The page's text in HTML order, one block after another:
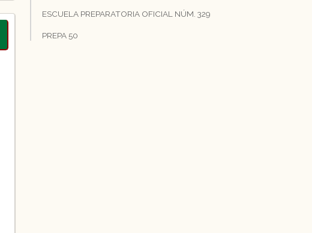
ESCUELA PREPARATORIA OFICIAL NÚM. 329
PREPA 50